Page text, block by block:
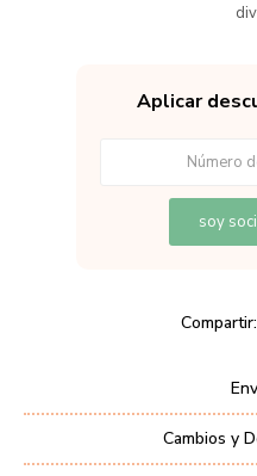
Aplicar
soy
Cambios y